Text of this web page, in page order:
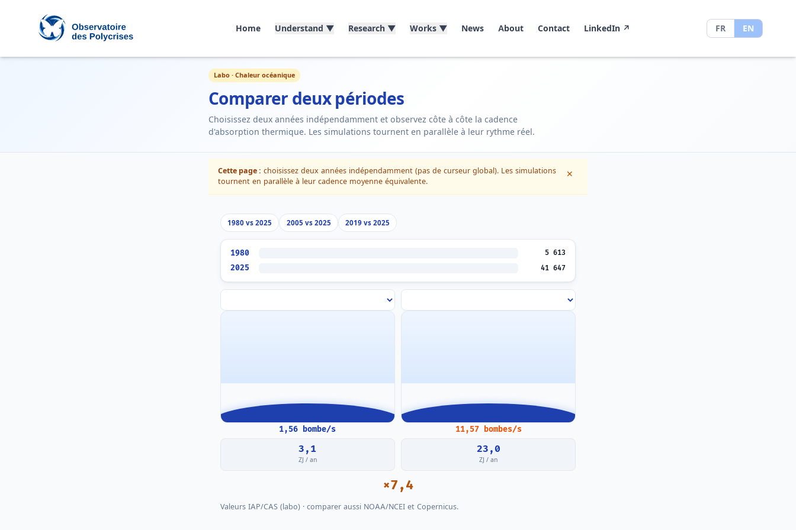
Polycrisis Observatory
Home Understand ▼ Research ▼ Works ▼ News About Contact LinkedIn ↗ FR EN
Labo · Chaleur océanique
Comparer deux périodes
Choisissez deux années indépendamment et observez côte à côte la cadence
d'absorption thermique. Les simulations tournent en parallèle à leur rythme réel.
Cette page : choisissez deux années indépendamment (pas de curseur global). Les simulations
tournent en parallèle à leur cadence moyenne équivalente.
✕
1980 vs 2025 2005 vs 2025 2019 vs 2025
1980 5 613
2025 41 647
1,56 bombe/s
3,1
ZJ / an
11,57 bombes/s
23,0
ZJ / an
×7,4
Valeurs IAP/CAS (labo) · comparer aussi NOAA/NCEI et Copernicus.